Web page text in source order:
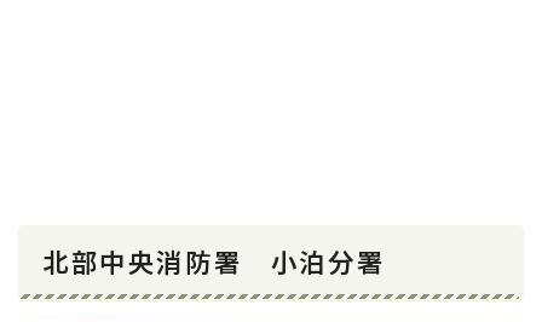
北部中央消防署 小泊分署